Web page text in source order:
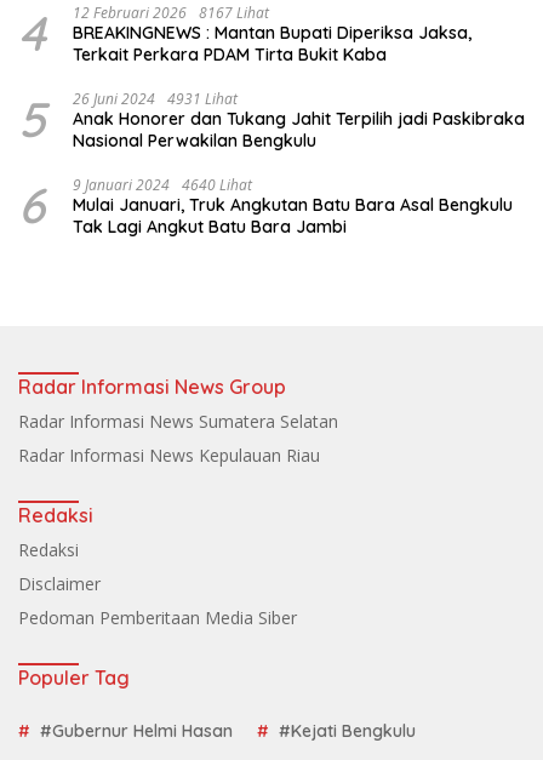
4 12 Februari 2026 8167 Lihat
BREAKINGNEWS : Mantan Bupati Diperiksa Jaksa,
Terkait Perkara PDAM Tirta Bukit Kaba
5 26 Juni 2024 4931 Lihat
Anak Honorer dan Tukang Jahit Terpilih jadi Paskibraka
Nasional Perwakilan Bengkulu
6 9 Januari 2024 4640 Lihat
Mulai Januari, Truk Angkutan Batu Bara Asal Bengkulu
Tak Lagi Angkut Batu Bara Jambi
Radar Informasi News Group
Radar Informasi News Sumatera Selatan
Radar Informasi News Kepulauan Riau
Redaksi
Redaksi
Disclaimer
Pedoman Pemberitaan Media Siber
Populer Tag
#Gubernur Helmi Hasan #Kejati Bengkulu